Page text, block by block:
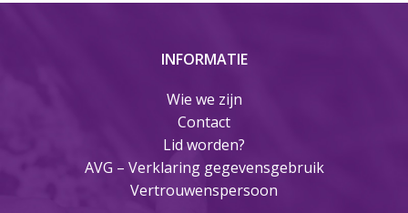
INFORMATIE
Wie we zijn
Contact
Lid worden?
AVG – Verklaring gegevensgebruik
Vertrouwenspersoon